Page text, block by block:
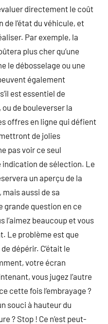
directement le coût
l’état du véhicule, et
Par exemple, la
plus cher qu’une
le débosselage ou une
également
est essentiel de
de bouleverser la
offres en ligne qui défient
de jolies
pas voir ce seul
de sélection. Le
un aperçu de la
aussi de sa
grande question en ce
beaucoup et vous
Le problème est que
dépérir. C’était le
votre écran
vous jugez l’autre
cette fois l’embrayage ?
souci à hauteur du
? Stop ! Ce n’est peut-